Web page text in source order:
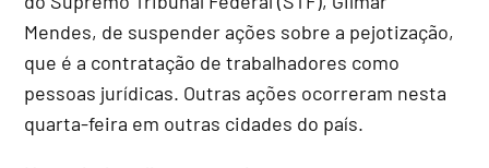
Mendes, de suspender ações sobre a pejotização,
que é a contratação de trabalhadores como
pessoas jurídicas. Outras ações ocorreram nesta
quarta-feira em outras cidades do país.